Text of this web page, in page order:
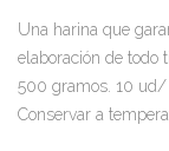
Una harina que
elaboración de todo
500 gramos. 10 ud/
Conservar a